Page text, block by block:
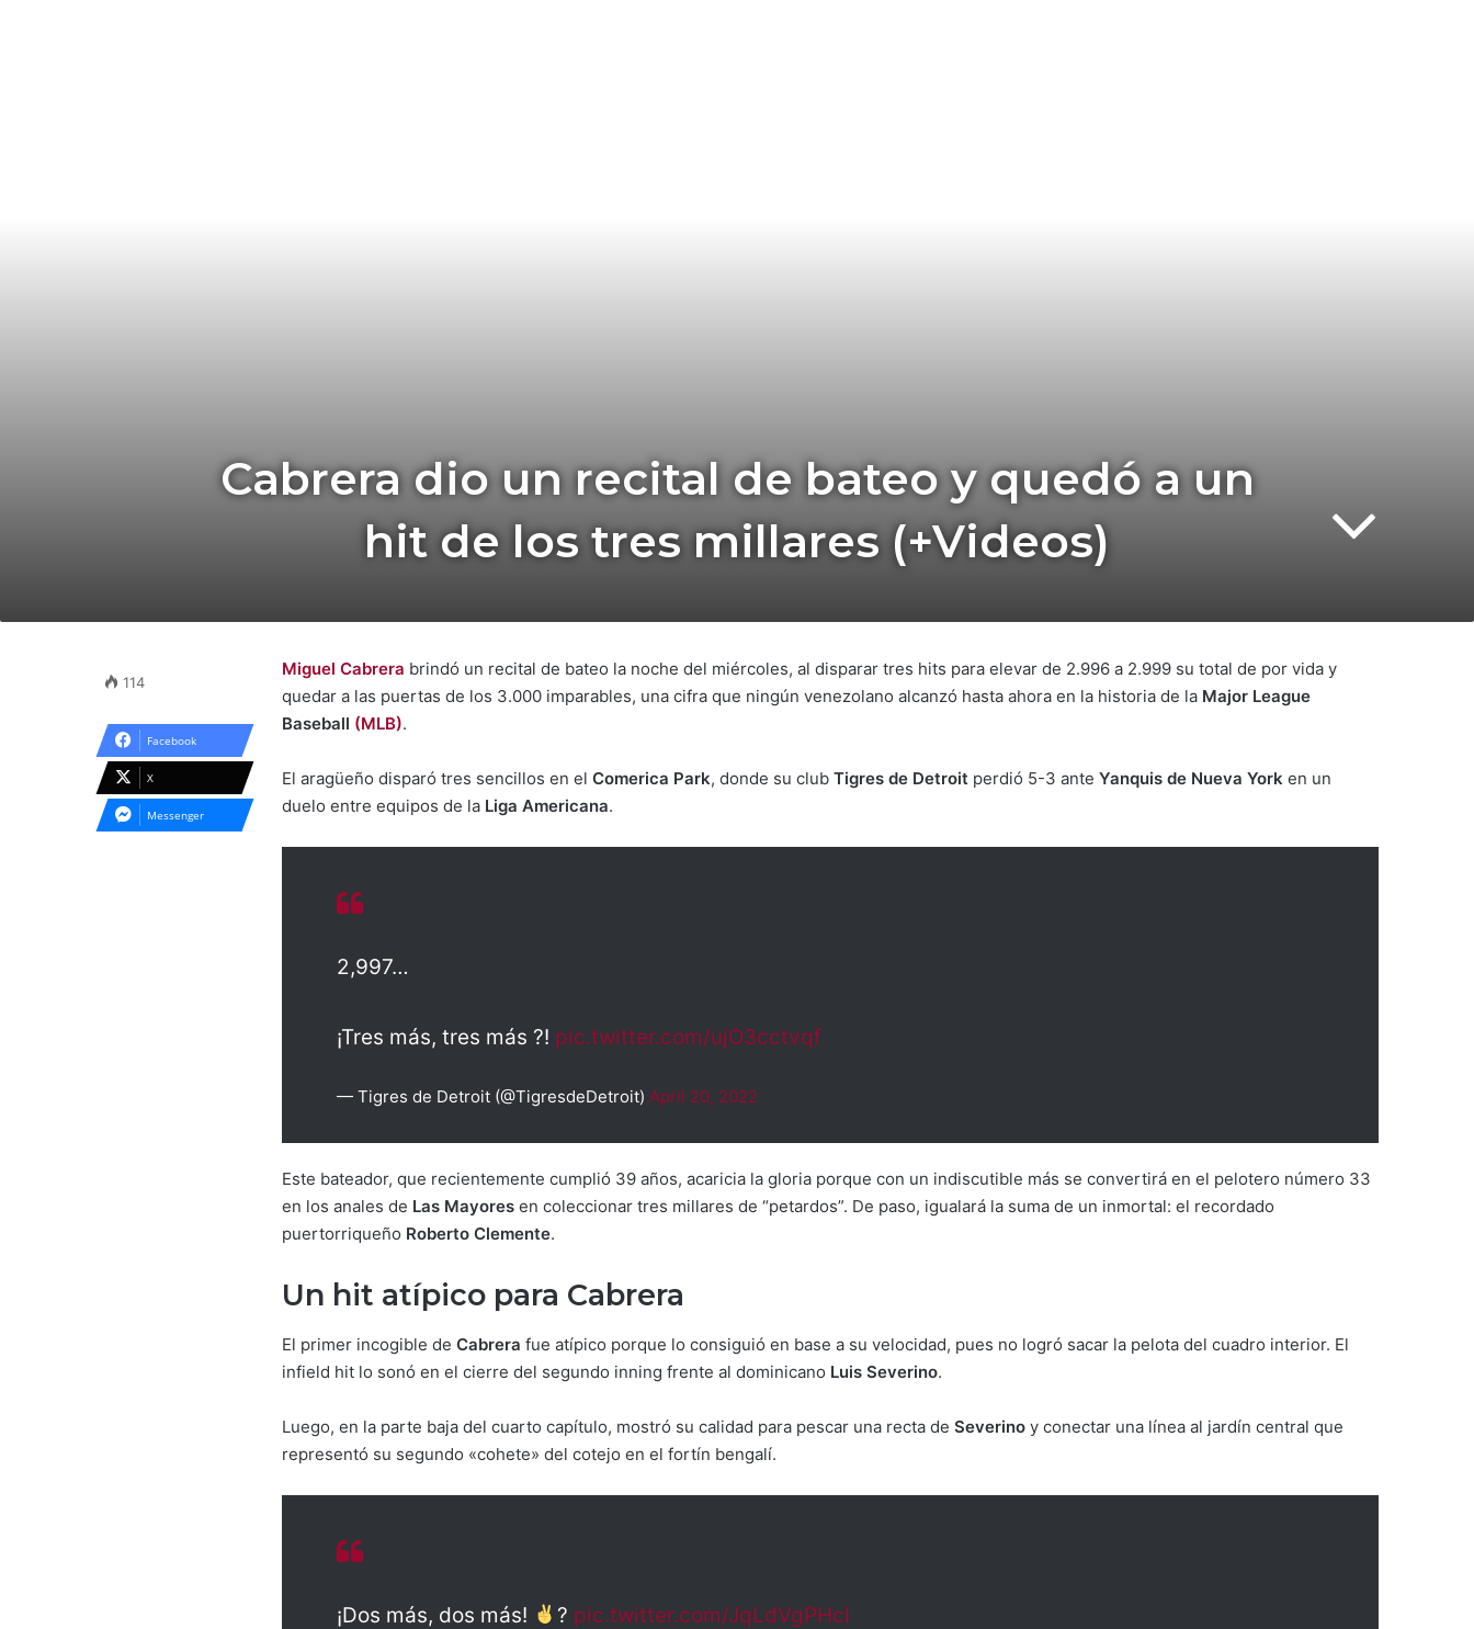
Cabrera dio un recital de bateo y quedó a un
hit de los tres millares (+Videos)
Miguel Cabrera brindó un recital de bateo la noche del miércoles, al disparar tres hits para elevar de 2.996 a 2.999 su total de por vida y
quedar a las puertas de los 3.000 imparables, una cifra que ningún venezolano alcanzó hasta ahora en la historia de la Major League
Baseball (MLB).
El aragüeño disparó tres sencillos en el Comerica Park, donde su club Tigres de Detroit perdió 5-3 ante Yanquis de Nueva York en un
duelo entre equipos de la Liga Americana.
2,997…
¡Tres más, tres más ?! pic.twitter.com/ujO3cctvqf
— Tigres de Detroit (@TigresdeDetroit) April 20, 2022
Este bateador, que recientemente cumplió 39 años, acaricia la gloria porque con un indiscutible más se convertirá en el pelotero número 33
en los anales de Las Mayores en coleccionar tres millares de “petardos”. De paso, igualará la suma de un inmortal: el recordado
puertorriqueño Roberto Clemente.
Un hit atípico para Cabrera
El primer incogible de Cabrera fue atípico porque lo consiguió en base a su velocidad, pues no logró sacar la pelota del cuadro interior. El
infield hit lo sonó en el cierre del segundo inning frente al dominicano Luis Severino.
Luego, en la parte baja del cuarto capítulo, mostró su calidad para pescar una recta de Severino y conectar una línea al jardín central que
representó su segundo «cohete» del cotejo en el fortín bengalí.
¡Dos más, dos más! ? pic.twitter.com/JqLdVgPHcl
114
Facebook
X
Messenger